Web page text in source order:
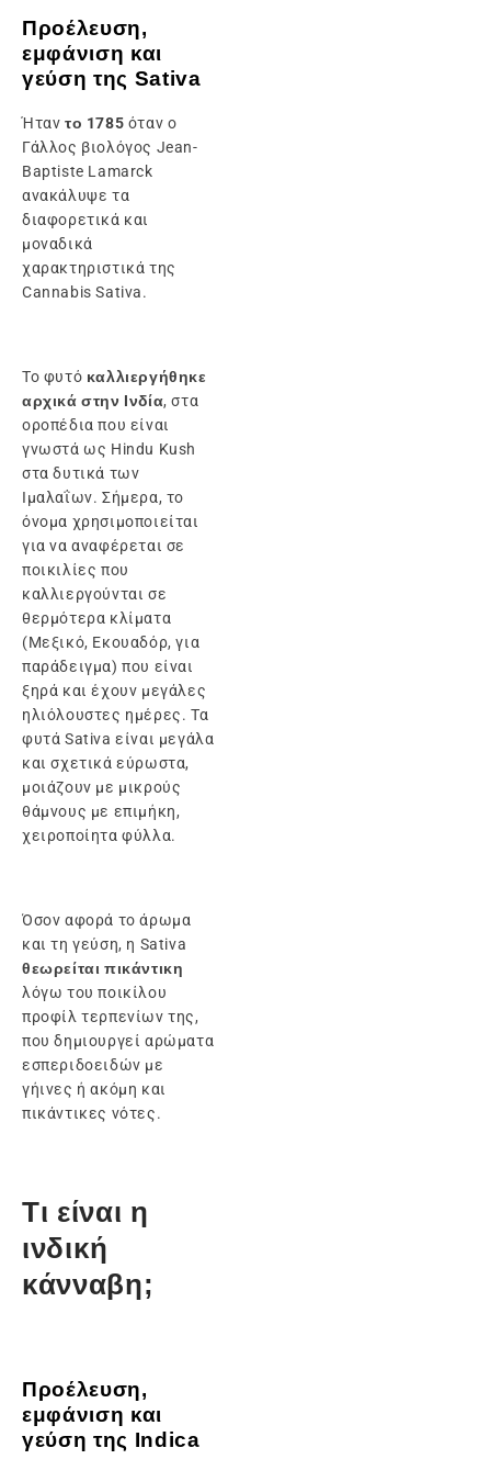
Προέλευση,
εμφάνιση και
γεύση της Sativa
Ήταν το 1785 όταν ο
Γάλλος βιολόγος Jean-
Baptiste Lamarck
ανακάλυψε τα
διαφορετικά και
μοναδικά
χαρακτηριστικά της
Cannabis Sativa.
Το φυτό καλλιεργήθηκε
αρχικά στην Ινδία, στα
οροπέδια που είναι
γνωστά ως Hindu Kush
στα δυτικά των
Ιμαλαΐων. Σήμερα, το
όνομα χρησιμοποιείται
για να αναφέρεται σε
ποικιλίες που
καλλιεργούνται σε
θερμότερα κλίματα
(Μεξικό, Εκουαδόρ, για
παράδειγμα) που είναι
ξηρά και έχουν μεγάλες
ηλιόλουστες ημέρες. Τα
φυτά Sativa είναι μεγάλα
και σχετικά εύρωστα,
μοιάζουν με μικρούς
θάμνους με επιμήκη,
χειροποίητα φύλλα.
Όσον αφορά το άρωμα
και τη γεύση, η Sativa
θεωρείται πικάντικη
λόγω του ποικίλου
προφίλ τερπενίων της,
που δημιουργεί αρώματα
εσπεριδοειδών με
γήινες ή ακόμη και
πικάντικες νότες.
Τι είναι η
ινδική
κάνναβη;
Προέλευση,
εμφάνιση και
γεύση της Indica